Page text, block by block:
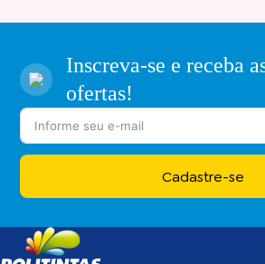
Inscreva-se e receba
ofertas!
Cadastre-se